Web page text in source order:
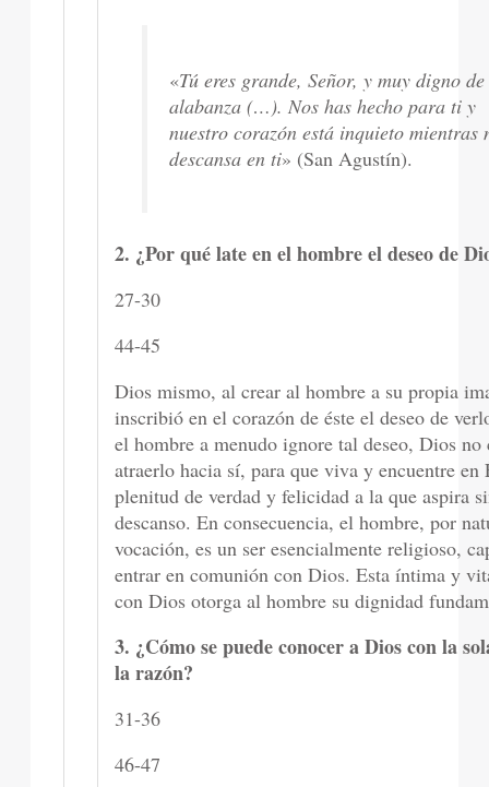
«Tú eres grande, Señor, y muy digno de
alabanza (…). Nos has hecho para ti y
nuestro corazón está inquieto mientras
descansa en ti» (San Agustín).
2. ¿Por qué late en el hombre el deseo de
27-30
44-45
Dios mismo, al crear al hombre a su propia
inscribió en el corazón de éste el deseo de
el hombre a menudo ignore tal deseo, Dios no
atraerlo hacia sí, para que viva y encuentre en
plenitud de verdad y felicidad a la que aspira
descanso. En consecuencia, el hombre, por
vocación, es un ser esencialmente religioso,
entrar en comunión con Dios. Esta íntima y
con Dios otorga al hombre su dignidad
3. ¿Cómo se puede conocer a Dios con la
la razón?
31-36
46-47